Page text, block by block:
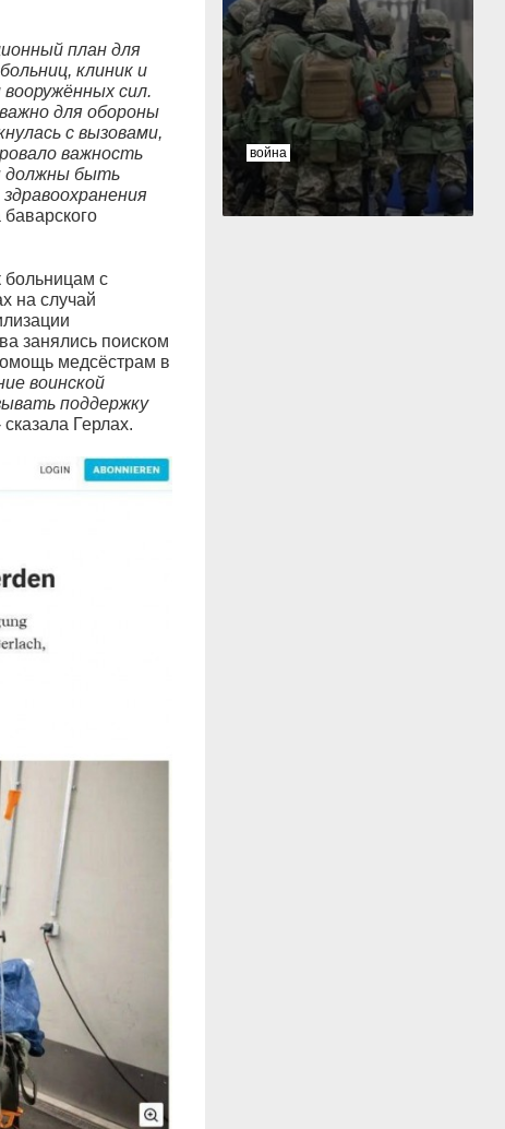
план для
клиник и
сил.
для обороны
с вызовами,
важность
должны быть
больницам с
на случай
занялись поиском
медсёстрам в
воинской
поддержку
сказала Герлах.
война